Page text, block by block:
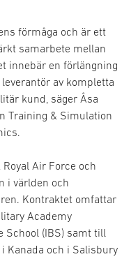
förmåga och är ett
samarbete mellan
innebär en förlängning
av kompletta
kund, säger Åsa
Training & Simulation
Air Force och
i världen och
Kontraktet omfattar
Academy
School (IBS) samt till
Kanada och i Salisbury